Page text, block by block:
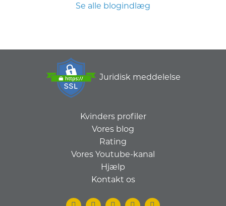
Se alle blogindlæg
Juridisk meddelelse
Kvinders profiler
Vores blog
Rating
Vores Youtube-kanal
Hjælp
Kontakt os